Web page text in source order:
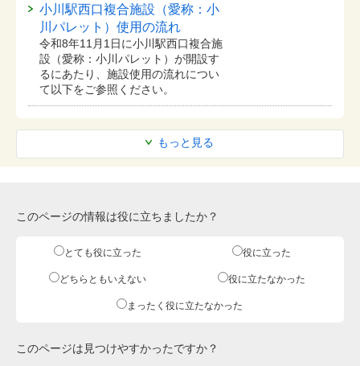
もっと見る
小川駅西口複合施設（愛称：小
川パレット）使用の流れ
令和8年11月1日に小川駅西口複合施
設（愛称：小川パレット）が開設す
るにあたり、施設使用の流れについ
て以下をご参照ください。
このページの情報は役に立ちましたか？
とても役に立った 役に立った
どちらともいえない 役に立たなかった
まったく役に立たなかった
このページは見つけやすかったですか？